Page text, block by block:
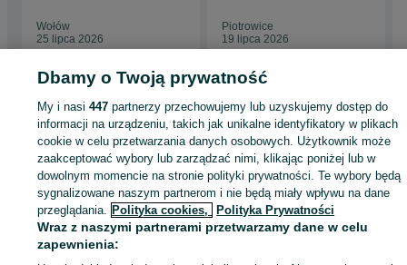
Wołów
25 lipca 2026
Piotrowice
19 lipca 2026
- Dolnośląskie
Więźby i podbitki - Środa Śląska
KATEGORIA
ID:949401766 Wyświetlenia:
Dbamy o Twoją prywatność
My i nasi447 partnerzy przechowujemy lub uzyskujemy dostęp do
informacji na urządzeniu, takich jak unikalne identyfikatory w plikach
cookie w celu przetwarzania danych osobowych. Użytkownik może
zaakceptować wybory lub zarządzać nimi, klikając poniżej lub w
dowolnym momencie na stronie polityki prywatności. Te wybory będą
sygnalizowane naszym partnerom i nie będą miały wpływu na dane
przeglądania. Polityka cookies, Polityka Prywatności
Wraz z naszymi partnerami przetwarzamy dane w celu
zapewnienia: